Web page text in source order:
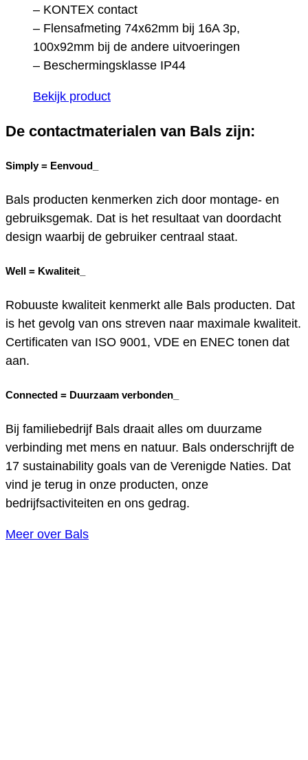
– KONTEX contact
– Flensafmeting 74x62mm bij 16A 3p,
100x92mm bij de andere uitvoeringen
– Beschermingsklasse IP44
Bekijk product
De contactmaterialen van Bals zijn:
Simply = Eenvoud_
Bals producten kenmerken zich door montage- en
gebruiksgemak. Dat is het resultaat van doordacht
design waarbij de gebruiker centraal staat.
Well = Kwaliteit_
Robuuste kwaliteit kenmerkt alle Bals producten. Dat
is het gevolg van ons streven naar maximale kwaliteit.
Certificaten van ISO 9001, VDE en ENEC tonen dat
aan.
Connected = Duurzaam verbonden_
Bij familiebedrijf Bals draait alles om duurzame
verbinding met mens en natuur. Bals onderschrijft de
17 sustainability goals van de Verenigde Naties. Dat
vind je terug in onze producten, onze
bedrijfsactiviteiten en ons gedrag.
Meer over Bals